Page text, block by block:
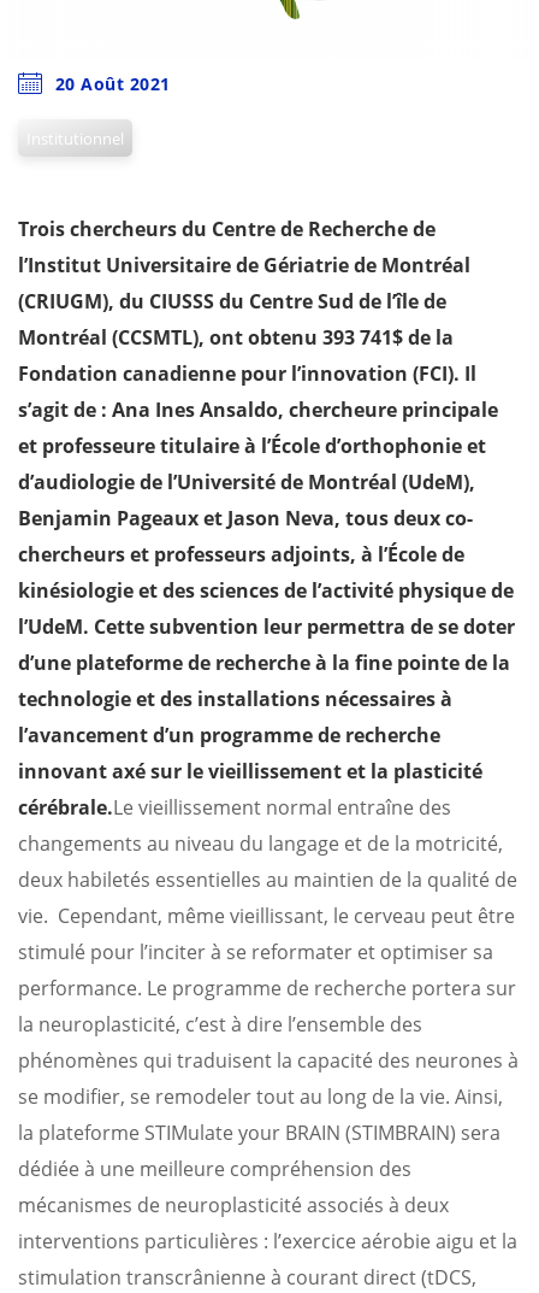
20 Août 2021
Institutionnel
Trois chercheurs du Centre de Recherche de
l’Institut Universitaire de Gériatrie de Montréal
(CRIUGM), du CIUSSS du Centre Sud de l’île de
Montréal (CCSMTL), ont obtenu 393 741$ de la
Fondation canadienne pour l’innovation (FCI). Il
s’agit de : Ana Ines Ansaldo, chercheure principale
et professeure titulaire à l’École d’orthophonie et
d’audiologie de l’Université de Montréal (UdeM),
Benjamin Pageaux et Jason Neva, tous deux co-
chercheurs et professeurs adjoints, à l’École de
kinésiologie et des sciences de l’activité physique de
l’UdeM. Cette subvention leur permettra de se doter
d’une plateforme de recherche à la fine pointe de la
technologie et des installations nécessaires à
l’avancement d’un programme de recherche
innovant axé sur le vieillissement et la plasticité
cérébrale.Le vieillissement normal entraîne des
changements au niveau du langage et de la motricité,
deux habiletés essentielles au maintien de la qualité de
vie. Cependant, même vieillissant, le cerveau peut être
stimulé pour l’inciter à se reformater et optimiser sa
performance. Le programme de recherche portera sur
la neuroplasticité, c’est à dire l’ensemble des
phénomènes qui traduisent la capacité des neurones à
se modifier, se remodeler tout au long de la vie. Ainsi,
la plateforme STIMulate your BRAIN (STIMBRAIN) sera
dédiée à une meilleure compréhension des
mécanismes de neuroplasticité associés à deux
interventions particulières : l’exercice aérobie aigu et la
stimulation transcrânienne à courant direct (tDCS,